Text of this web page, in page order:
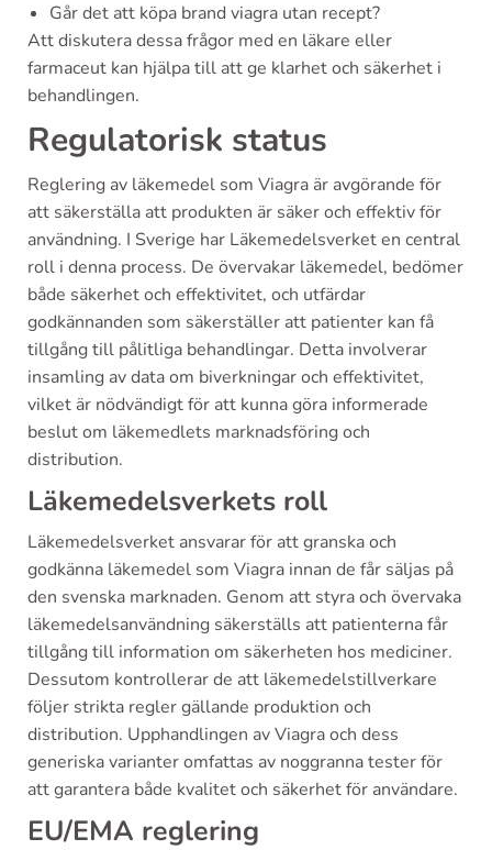
Går det att köpa brand viagra utan recept?
Att diskutera dessa frågor med en läkare eller
farmaceut kan hjälpa till att ge klarhet och säkerhet i
behandlingen.
Regulatorisk status
Reglering av läkemedel som Viagra är avgörande för
att säkerställa att produkten är säker och effektiv för
användning. I Sverige har Läkemedelsverket en central
roll i denna process. De övervakar läkemedel, bedömer
både säkerhet och effektivitet, och utfärdar
godkännanden som säkerställer att patienter kan få
tillgång till pålitliga behandlingar. Detta involverar
insamling av data om biverkningar och effektivitet,
vilket är nödvändigt för att kunna göra informerade
beslut om läkemedlets marknadsföring och
distribution.
Läkemedelsverkets roll
Läkemedelsverket ansvarar för att granska och
godkänna läkemedel som Viagra innan de får säljas på
den svenska marknaden. Genom att styra och övervaka
läkemedelsanvändning säkerställs att patienterna får
tillgång till information om säkerheten hos mediciner.
Dessutom kontrollerar de att läkemedelstillverkare
följer strikta regler gällande produktion och
distribution. Upphandlingen av Viagra och dess
generiska varianter omfattas av noggranna tester för
att garantera både kvalitet och säkerhet för användare.
EU/EMA reglering